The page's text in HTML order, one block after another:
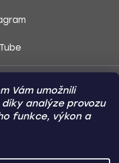
Vám umožnili
analýze provozu
funkce, výkon a
Dobírka